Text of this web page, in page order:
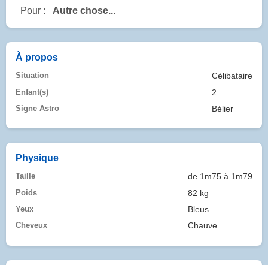
Pour : Autre chose...
À propos
Situation Célibataire
Enfant(s) 2
Signe Astro Bélier
Physique
Taille de 1m75 à 1m79
Poids 82 kg
Yeux Bleus
Cheveux Chauve